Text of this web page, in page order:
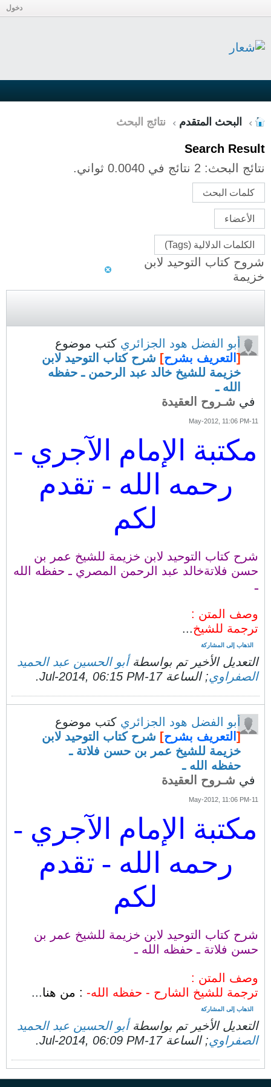
دخول
البحث المتقدم نتائج البحث
Search Result
نتائج البحث:
كلمات البحث
الأعضاء
الكلمات الدلالية (Tags)
شروح كتاب التوحيد لابن
خزيمة
أبو الفضل هود الجزائري كتب موضوع
[ التعريف بشرح] شرح كتاب التوحيد لابن
خزيمة للشيخ خالد عبد الرحمن ـ حفظه
الله ـ
في شـروح العقيدة
11-May-2012, 11:06 PM
مكتبة الإمام الآجري -
رحمه الله - تقدم
لكم
شرح كتاب التوحيد لابن خزيمة للشيخ عمر بن
حسن فلاتةخالد عبد الرحمن المصري ـ حفظه الله
ـ
وصف المتن :
ترجمة للشيخ...
الذهاب إلى المشاركة
التعديل الأخير تم بواسطةأبو الحسين عبد الحميد
الصفراوي; الساعة17-Jul-2014, 06:15 PM
.
أبو الفضل هود الجزائري كتب موضوع
[ التعريف بشرح] شرح كتاب التوحيد لابن
خزيمة للشيخ عمر بن حسن فلاتة ـ
حفظه الله ـ
في شـروح العقيدة
11-May-2012, 11:06 PM
مكتبة الإمام الآجري -
رحمه الله - تقدم
لكم
شرح كتاب التوحيد لابن خزيمة للشيخ عمر بن
حسن فلاتة ـ حفظه الله ـ
وصف المتن :
ترجمة للشيخ الشارح - حفظه الله- : من هنا...
الذهاب إلى المشاركة
التعديل الأخير تم بواسطةأبو الحسين عبد الحميد
الصفراوي; الساعة17-Jul-2014, 06:09 PM
.